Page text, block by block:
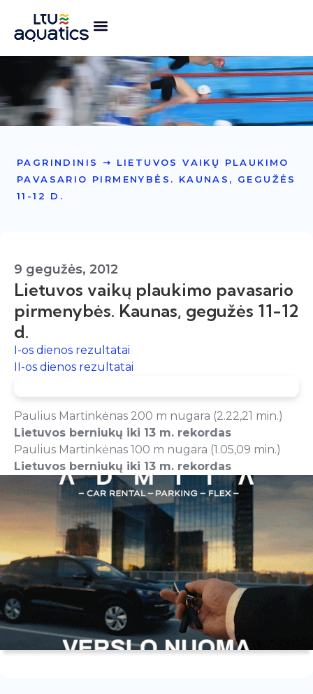
PAGRINDINIS ➝ LIETUVOS VAIKŲ PLAUKIMO
PAVASARIO PIRMENYBĖS. KAUNAS, GEGUŽĖS
11-12 D.
9 gegužės, 2012
Lietuvos vaikų plaukimo pavasario
pirmenybės. Kaunas, gegužės 11-12
d.
I-os dienos rezultatai
II-os dienos rezultatai
Paulius Martinkėnas 200 m nugara (2.22,21 min.)
Lietuvos berniukų iki 13 m. rekordas
Paulius Martinkėnas 100 m nugara (1.05,09 min.)
Lietuvos berniukų iki 13 m. rekordas